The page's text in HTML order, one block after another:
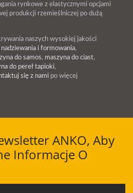
rynkowe z elastycznymi opcjami
produkcji rzemieślniczej po dużą
naszych wysokiej jakości
i formowania,
do samos, maszyna do ciast,
do pereł tapioki,
się z nami po więcej
ANKO, Aby
Informacje O